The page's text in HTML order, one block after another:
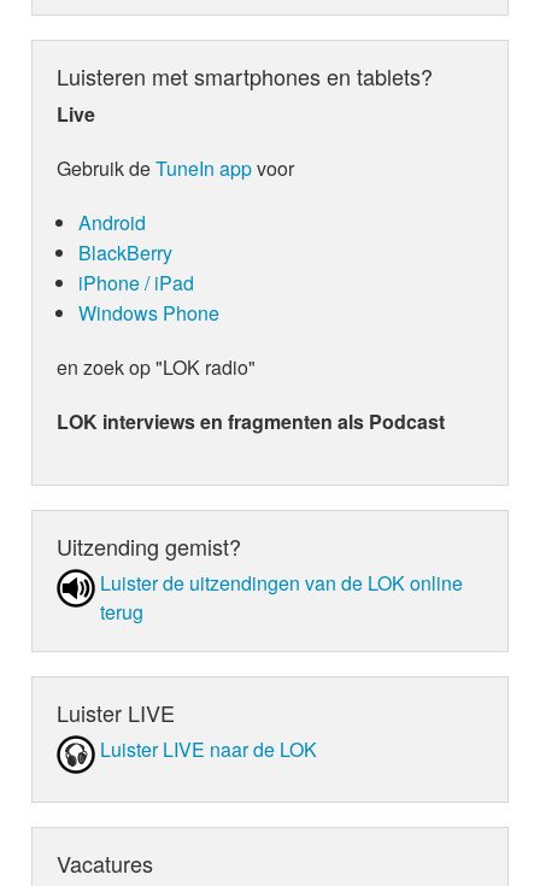
Luisteren met smartphones en tablets?
Live
Gebruik deTuneIn appvoor
Android
BlackBerry
iPhone / iPad
Windows Phone
en zoek op "LOK radio"
LOK interviews en fragmenten als Podcast
Uitzending gemist?
Luister de uit­zen­din­gen van de LOK online
terug
Luister LIVE
Luister LIVE naar de LOK
Vacatures